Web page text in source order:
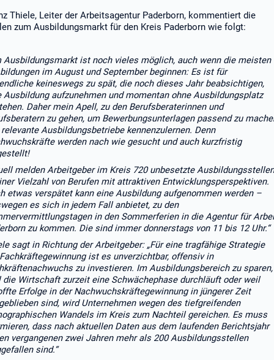
Thiele, Leiter der Arbeitsagentur Paderborn, kommentiert die
zum Ausbildungsmarkt für den Kreis Paderborn wie folgt:
Ausbildungsmarkt ist noch vieles möglich, auch wenn die meisten
im August und September beginnen: Es ist für
keineswegs zu spät, die noch dieses Jahr beabsichtigen,
Ausbildung aufzunehmen und momentan ohne Ausbildungsplatz
Daher mein Apell, zu den Berufsberaterinnen und
zu gehen, um Bewerbungsunterlagen passend zu
Ausbildungsbetriebe kennenzulernen. Denn
werden nach wie gesucht und auch kurzfristig
melden Arbeitgeber im Kreis 720 unbesetzte
Vielzahl von Berufen mit attraktiven Entwicklungsperspektiven.
etwas verspätet kann eine Ausbildung aufgenommen werden –
es sich in jedem Fall anbietet, zu den
in den Sommerferien in die Agentur für
zu kommen. Die sind immer donnerstags von 11 bis 12 Uhr.“
sagt in Richtung der Arbeitgeber: „Für eine tragfähige Strategie
ist es unverzichtbar, offensiv in
zu investieren. Im Ausbildungsbereich zu sparen,
die Wirtschaft zurzeit eine Schwächephase durchläuft oder weil
Erfolge in der Nachwuchskräftegewinnung in jüngerer Zeit
sind, wird Unternehmen wegen des tiefgreifenden
Wandels im Kreis zum Nachteil gereichen. Es muss
dass nach aktuellen Daten aus dem laufenden Berichtsjahr
vergangenen zwei Jahren mehr als 200 Ausbildungsstellen
sind.“